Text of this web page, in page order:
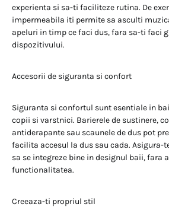
experienta si sa-ti faciliteze rutina. De
impermeabila iti permite sa asculti
apeluri in timp ce faci dus, fara sa-ti faci
dispozitivului.
Accesorii de siguranta si confort
Siguranta si confortul sunt esentiale in
copii si varstnici. Barierele de sustinere,
antiderapante sau scaunele de dus pot
facilita accesul la dus sau cada. Asigura-
sa se integreze bine in designul baii, fara
functionalitatea.
Creeaza-ti propriul stil